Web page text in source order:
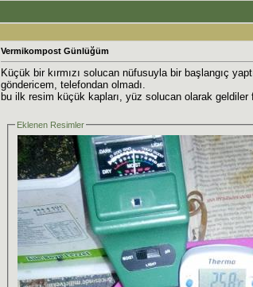
Vermikompost Günlüğüm
Küçük bir kırmızı solucan nüfusuyla bir başlangıç
göndericem, telefondan olmadı.
bu ilk resim küçük kapları, yüz solucan olarak
Eklenen Resimler